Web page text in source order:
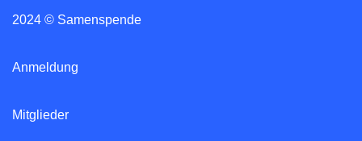
2024 © Samenspende
Anmeldung
Mitglieder